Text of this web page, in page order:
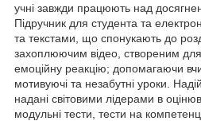
учні завжди працюють над
Підручник для студента та
та текстами, що спонукають до
захоплюючим відео, створеним
емоційну реакцію; допомагаючи
мотивуючі та незабутні уроки.
надані світовими лідерами в
модульні тести, тести на